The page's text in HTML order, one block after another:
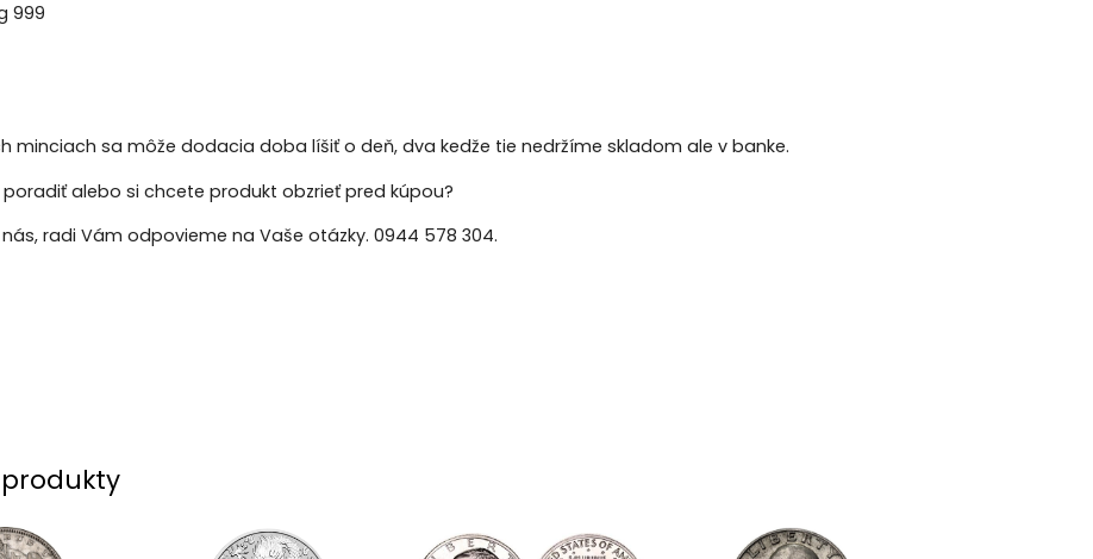
999
minciach sa môže dodacia doba líšiť o deň, dva kedže tie nedržíme skladom ale v banke.
alebo si chcete produkt obzrieť pred kúpou?
radi Vám odpovieme na Vaše otázky. 0944 578 304.